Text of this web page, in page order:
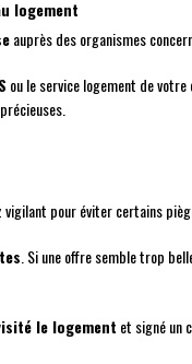
logement
auprès des organismes
ou le service logement de
pour éviter certains
. Si une offre semble trop
le logement et signé un